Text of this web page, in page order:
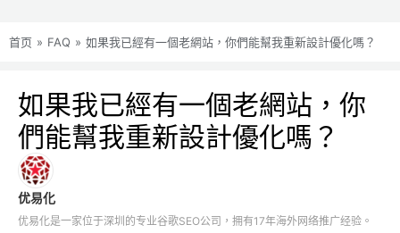
首页 » FAQ » 如果我已經有一個老網站，你們能幫我重新設計優化嗎？
如果我已經有一個老網站，你
們能幫我重新設計優化嗎？
优易化
优易化是一家位于深圳的专业谷歌SEO公司，拥有17年海外网络推广经验。